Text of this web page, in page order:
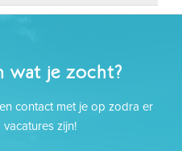
wat je zocht?
contact met je op zodra er
zijn!